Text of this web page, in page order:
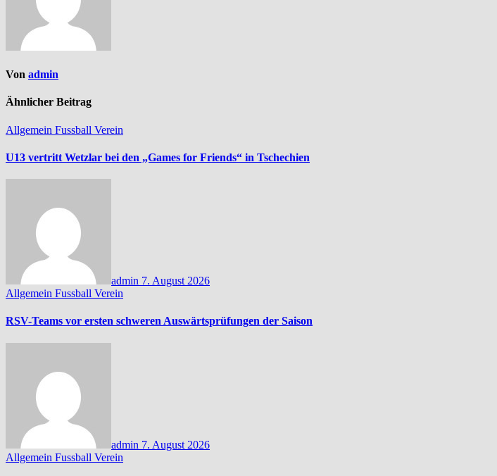
Von admin
Ähnlicher Beitrag
Allgemein Fussball Verein
U13 vertritt Wetzlar bei den „Games for Friends“ in Tschechien
admin 7. August 2026
Allgemein Fussball Verein
RSV-Teams vor ersten schweren Auswärtsprüfungen der Saison
admin 7. August 2026
Allgemein Fussball Verein